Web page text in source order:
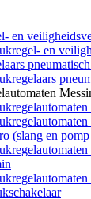
en
en
(slang en